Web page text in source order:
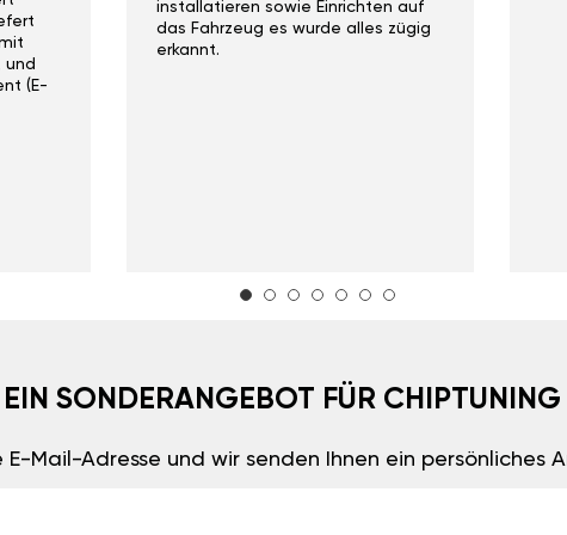
und
(E-
installatieren sowie Einrichten auf
das Fahrzeug es wurde alles zügig
erkannt.
EIN SONDERANGEBOT FÜR CHIPTUNING
E-Mail-Adresse und wir senden Ihnen ein persönliches